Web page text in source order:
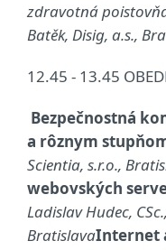
zdravotná
Batěk, Disig, a.s.,
12.45 - 13.45
Bezpečnostná
a rôznym
Scientia, s.r.o.,
webovských
Ladislav Hudec,
BratislavaInternet